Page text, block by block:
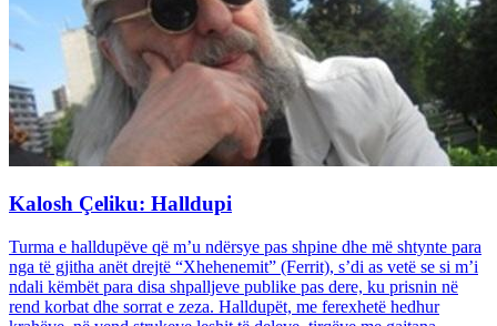
Kalosh Çeliku: Halldupi
Turma e halldupëve që m’u ndërsye pas shpine dhe më shtynte para
nga të gjitha anët drejtë “Xhehenemit” (Ferrit), s’di as vetë se si m’i
ndali këmbët para disa shpalljeve publike pas dere, ku prisnin në
rend korbat dhe sorrat e zeza. Halldupët, me ferexhetë hedhur